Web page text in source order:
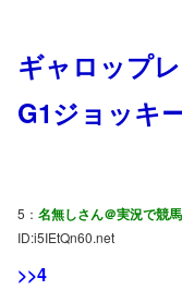
ギャロップ
G1ジョッキ
5： 名無しさん＠実況で競
ID:i5IEtQn60.net
>>4